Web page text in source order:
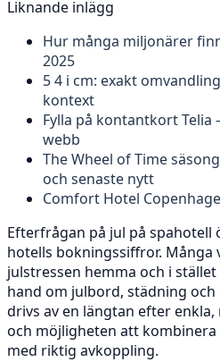
Liknande inlägg
Hur många miljonärer
2025
5 4 i cm: exakt
kontext
Fylla på kontantkort Telia
webb
The Wheel of Time
och senaste nytt
Comfort Hotel
Efterfrågan på jul på spahotell
hotells bokningssiffror. Många
julstressen hemma och i
hand om julbord, städning
drivs av en längtan efter
och möjligheten att
med riktig avkoppling.